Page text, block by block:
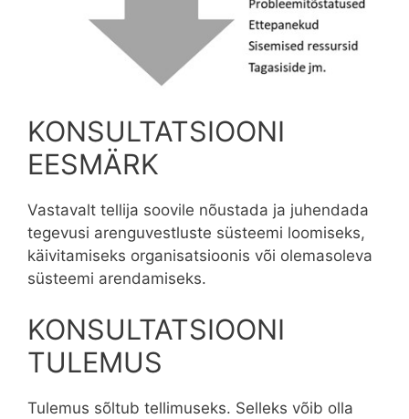
KONSULTATSIOONI
EESMÄRK
Vastavalt tellija soovile nõustada ja juhendada
tegevusi arenguvestluste süsteemi loomiseks,
käivitamiseks organisatsioonis või olemasoleva
süsteemi arendamiseks.
KONSULTATSIOONI
TULEMUS
Tulemus sõltub tellimuseks. Selleks võib olla